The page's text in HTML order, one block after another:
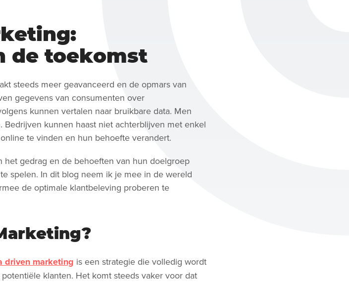
de toekomst
steeds meer geavanceerd en de opmars van
gegevens van consumenten over
kunnen vertalen naar bruikbare data. Men
kunnen haast niet achterblijven met enkel
te vinden en hun behoefte verandert.
gedrag en de behoeften van hun doelgroep
spelen. In dit blog neem ik je mee in de wereld
de optimale klantbeleving proberen te
driven marketing is een strategie die volledig wordt
klanten. Het komt steeds vaker voor dat